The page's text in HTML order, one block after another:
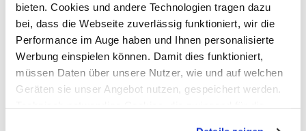
bieten. Cookies und andere Technologien tragen dazu
bei, dass die Webseite zuverlässig funktioniert, wir die
Performance im Auge haben und Ihnen personalisierte
Werbung einspielen können. Damit dies funktioniert,
müssen Daten über unsere Nutzer, wie und auf welchen
Geräten sie unser Angebot nutzen, gespeichert werden.
Damen Sport Sweatshirt
Bequemes Sport Sweatshirt von Grinario Sports
Mit klassischem Rundhals-Ausschnitt
Glatt-fließendes Material mit angenehmer Haptik
Bündchen an den Ärmeln und am Saum